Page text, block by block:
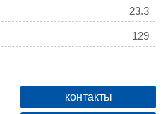
23.3
129
нет
нет
контакты